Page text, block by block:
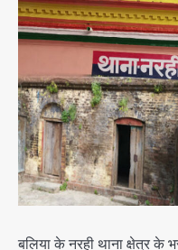
बलिया के नरही थाना क्षेत्र के